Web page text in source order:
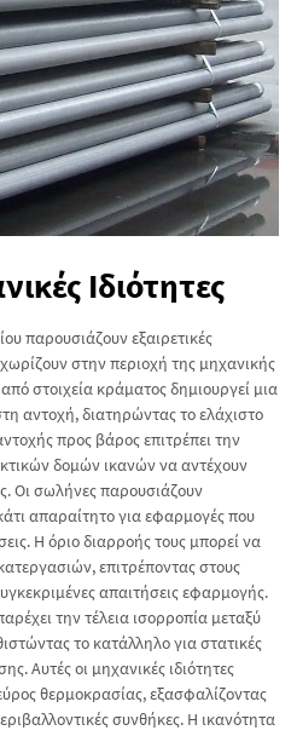
Ιδιότητες
παρουσιάζουν εξαιρετικές
στην περιοχή της μηχανικής
στοιχεία κράματος δημιουργεί μια
αντοχή, διατηρώντας το ελάχιστο
προς βάρος επιτρέπει την
δομών ικανών να αντέχουν
Οι σωλήνες παρουσιάζουν
απαραίτητο για εφαρμογές που
Η όριο διαρροής τους μπορεί να
επιτρέποντας στους
απαιτήσεις εφαρμογής.
την τέλεια ισορροπία μεταξύ
το κατάλληλο για στατικές
Αυτές οι μηχανικές ιδιότητες
θερμοκρασίας, εξασφαλίζοντας
συνθήκες. Η ικανότητα